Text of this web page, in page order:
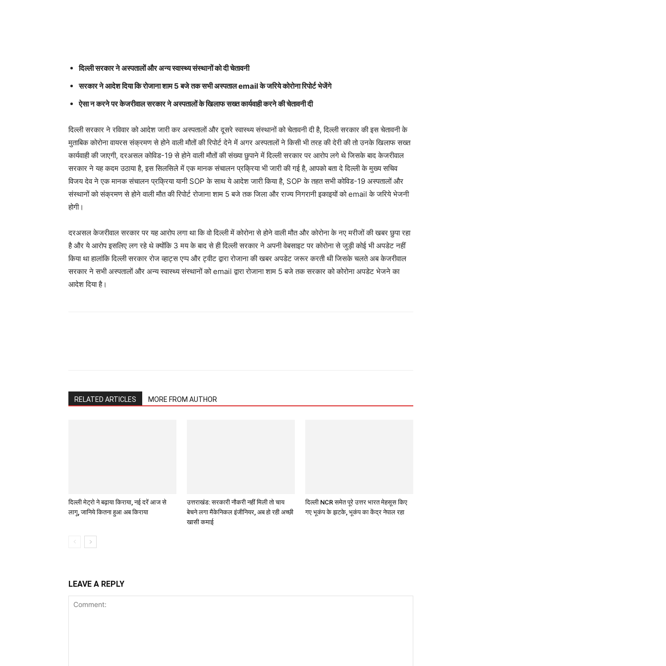
दिल्ली सरकार ने अस्पतालों और अन्य स्वास्थ्य संस्थानों को दी चेतावनी
सरकार ने आदेश दिया कि रोजाना शाम 5 बजे तक सभी अस्पताल email के जरिये कोरोना रिपोर्ट भेजेंगे
ऐसा न करने पर केजरीवाल सरकार ने अस्पतालों के खिलाफ सख्त कार्यवाही करने की चेतावनी दी
दिल्ली सरकार ने रविवार को आदेश जारी कर अस्पतालों और दूसरे स्वास्थ्य संस्थानों को चेतावनी दी है, दिल्ली सरकार की इस चेतावनी के
मुताबिक कोरोना वायरस संक्रमण से होने वाली मौतों की रिपोर्ट देने में अगर अस्पतालों ने किसी भी तरह की देरी की तो उनके खिलाफ सख्त
कार्यवाही की जाएगी, दरअसल कोविड-19 से होने वाली मौतों की संख्या छुपाने में दिल्ली सरकार पर आरोप लगे थे जिसके बाद केजरीवाल
सरकार ने यह कदम उठाया है, इस सिलसिले में एक मानक संचालन प्रक्रिया भी जारी की गई है, आपको बता दे दिल्ली के मुख्य सचिव
विजय देव ने एक मानक संचालन प्रक्रिया यानी SOP के साथ ये आदेश जारी किया है, SOP के तहत सभी कोविड-19 अस्पतालों और
संस्थानों को संक्रमण से होने वाली मौत की रिपोर्ट रोजाना शाम 5 बजे तक जिला और राज्य निगरानी इकाइयों को email के जरिये भेजनी
होगी।
दरअसल केजरीवाल सरकार पर यह आरोप लगा था कि वो दिल्ली में कोरोना से होने वाली मौत और कोरोना के नए मरीजों की खबर छुपा रहा
है और ये आरोप इसलिए लग रहे थे क्योंकि 3 मय के बाद से ही दिल्ली सरकार ने अपनी वेबसाइट पर कोरोना से जुड़ी कोई भी अपडेट नहीं
किया था हालांकि दिल्ली सरकार रोज व्हाट्स एप्प और ट्वीट द्वारा रोजाना की खबर अपडेट जरूर करती थी जिसके चलते अब केजरीवाल
सरकार ने सभी अस्पतालों और अन्य स्वास्थ्य संस्थानों को email द्वारा रोजाना शाम 5 बजे तक सरकार को कोरोना अपडेट भेजने का
आदेश दिया है।
RELATED ARTICLES MORE FROM AUTHOR
दिल्ली मेट्रो ने बढ़ाया किराया, नई दरें आज से
लागू, जानिये कितना हुआ अब किराया
उत्तराखंड: सरकारी नौकरी नहीं मिली तो चाय
बेचने लगा मैकेनिकल इंजीनियर, अब हो रही अच्छी
खासी कमाई
दिल्ली NCR समेत पूरे उत्तर भारत मेहसूस किए
गए भूकंप के झटके, भूकंप का केंद्र नेपाल रहा
LEAVE A REPLY